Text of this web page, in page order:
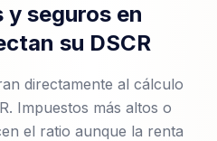
y seguros en
su DSCR
directamente al cálculo
Impuestos más altos o
el ratio aunque la renta